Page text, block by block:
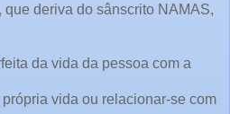
que deriva do sânscrito NAMAS,
da vida da pessoa com a
vida ou relacionar-se com